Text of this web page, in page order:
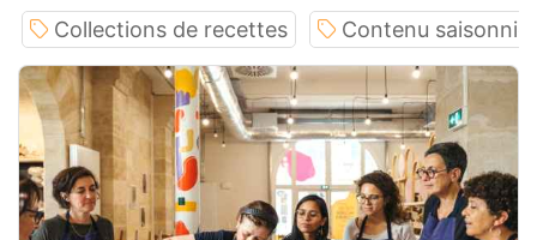
Collections de recettes Contenu saisonnier